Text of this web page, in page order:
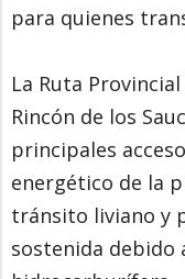
para quienes
La Ruta
Rincón de los
principales
energético de la
tránsito liviano y
sostenida debido